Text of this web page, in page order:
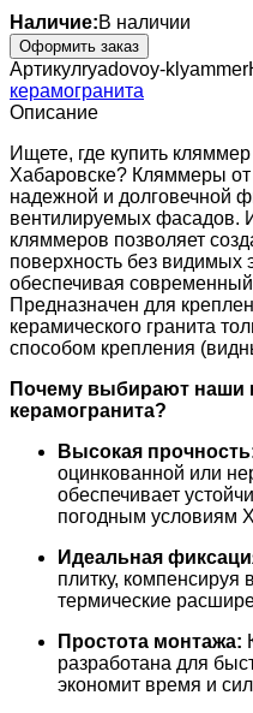
Наличие:В наличии
Оформить заказ
Артикулryadovoy-klyammer
керамогранита
Описание
Ищете, где купить
Хабаровске? Кляммеры
надежной и долговечной
вентилируемых фасадов.
кляммеров позволяет
поверхность без видимых
обеспечивая
Предназначен для
керамического гранита
способом крепления
Почему выбирают наши
керамогранита?
Высокая
оцинкованной или
обеспечивает
погодным условиям
Идеальная
плитку, компенсируя
термические
Простота монтажа:
разработана для
экономит время и